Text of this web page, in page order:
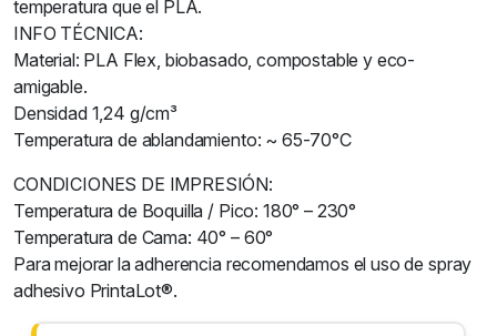
temperatura que el PLA.
INFO TÉCNICA:
Material: PLA Flex, biobasado, compostable y eco-
amigable.
Densidad 1,24 g/cm³
Temperatura de ablandamiento: ~ 65-70°C
CONDICIONES DE IMPRESIÓN:
Temperatura de Boquilla / Pico: 180° – 230°
Temperatura de Cama: 40° – 60°
Para mejorar la adherencia recomendamos el uso de spray
adhesivo PrintaLot®.